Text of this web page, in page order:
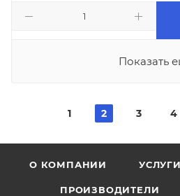
Показать
1 2 3 4
О КОМПАНИИ УСЛУГИ
ПРОИЗВОДИТЕЛИ